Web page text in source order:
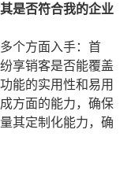
是否符合我的企业
个方面入手：首
享销客是否能覆盖
能的实用性和易用
方面的能力，确保
其定制化能力，确